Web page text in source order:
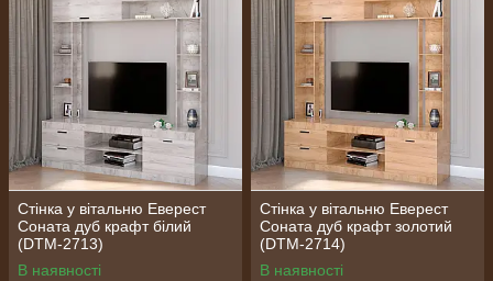
Стінка у вітальню Еверест
Соната дуб крафт білий
(DTM-2713)
В наявності
Стінка у вітальню Еверест
Соната дуб крафт золотий
(DTM-2714)
В наявності